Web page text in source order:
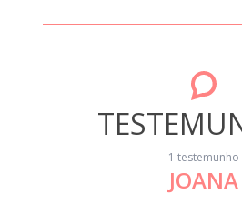
1 testemunho
JOANA